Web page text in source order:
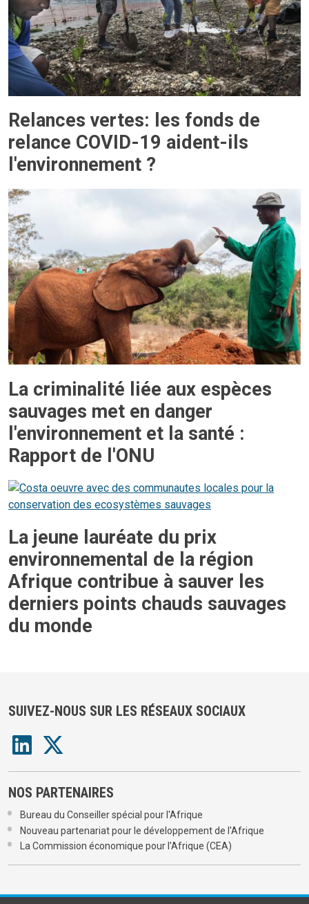
Relances vertes: les fonds de
relance COVID-19 aident-ils
l'environnement ?
La criminalité liée aux espèces
sauvages met en danger
l'environnement et la santé :
Rapport de l'ONU
La jeune lauréate du prix
environnemental de la région
Afrique contribue à sauver les
derniers points chauds sauvages
du monde
SUIVEZ-NOUS SUR LES RÉSEAUX SOCIAUX
NOS PARTENAIRES
Bureau du Conseiller spécial pour l'Afrique
Nouveau partenariat pour le développement de l'Afrique
La Commission économique pour l'Afrique (CEA)